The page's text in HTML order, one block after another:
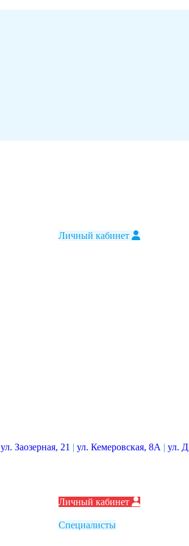
Личный кабинет
ул. Заозерная, 21 | ул. Кемеровская, 8А | ул.
Личный кабинет
Специалисты